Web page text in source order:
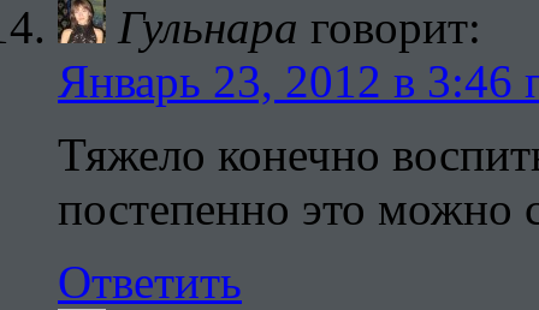
Гульнара говорит:
Январь 23, 2012 в 3:46
Тяжело конечно
постепенно это можно
Ответить